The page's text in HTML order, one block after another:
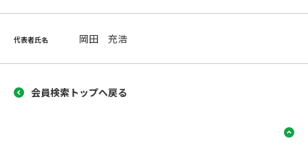
代表者氏名 岡田 充浩
会員検索トップへ戻る